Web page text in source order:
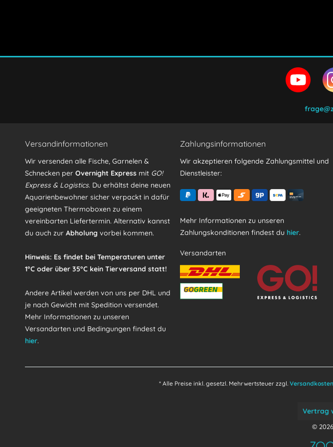
Versandinformationen
Wir versenden alle Fische, Garnelen &
Schnecken per Overnight Express mit GO!
Express & Logistics. Du erhältst deine neuen
Aquarienbewohner sicher verpackt in dafür
geeigneten Thermoboxen zu einem
vereinbarten Liefertermin. Alternativ kannst
du auch zur Abholung vorbei kommen.
Hinweis: Es findet bei Temperaturen unter
1°C oder über 35°C kein Tierversand statt!
Andere Artikel werden von uns per DHL und
je nach Gewicht mit Spedition versendet.
Mehr Informationen zu unseren
Versandarten und Bedingungen findest du
hier.
Zahlungsinformationen
Wir akzeptieren folgende Zahlungsmittel und
Dienstleister:
Mehr Informationen zu unseren
Zahlungskonditionen findest du hier.
Versandarten
* Alle Preise inkl. gesetzl. Mehrwertsteuer zzgl. Versandkosten
Vertrag
©